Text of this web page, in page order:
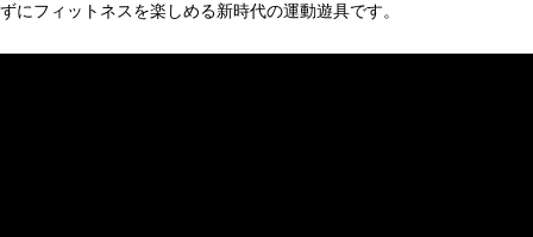
ずにフィットネスを楽しめる新時代の運動遊具です。